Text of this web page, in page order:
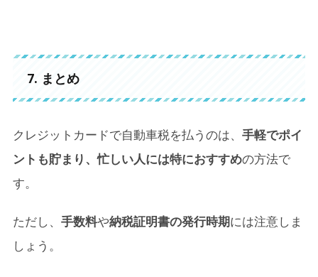
7. まとめ
クレジットカードで自動車税を払うのは、 手軽でポイ
ントも貯まり、忙しい人には特におすすめの方法で
す。
ただし、 手数料や納税証明書の発行時期には注意しま
しょう。